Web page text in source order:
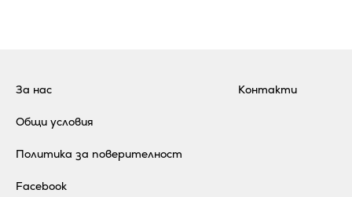
За нас
Общи условия
Политика за поверителност
Контакти
Facebook